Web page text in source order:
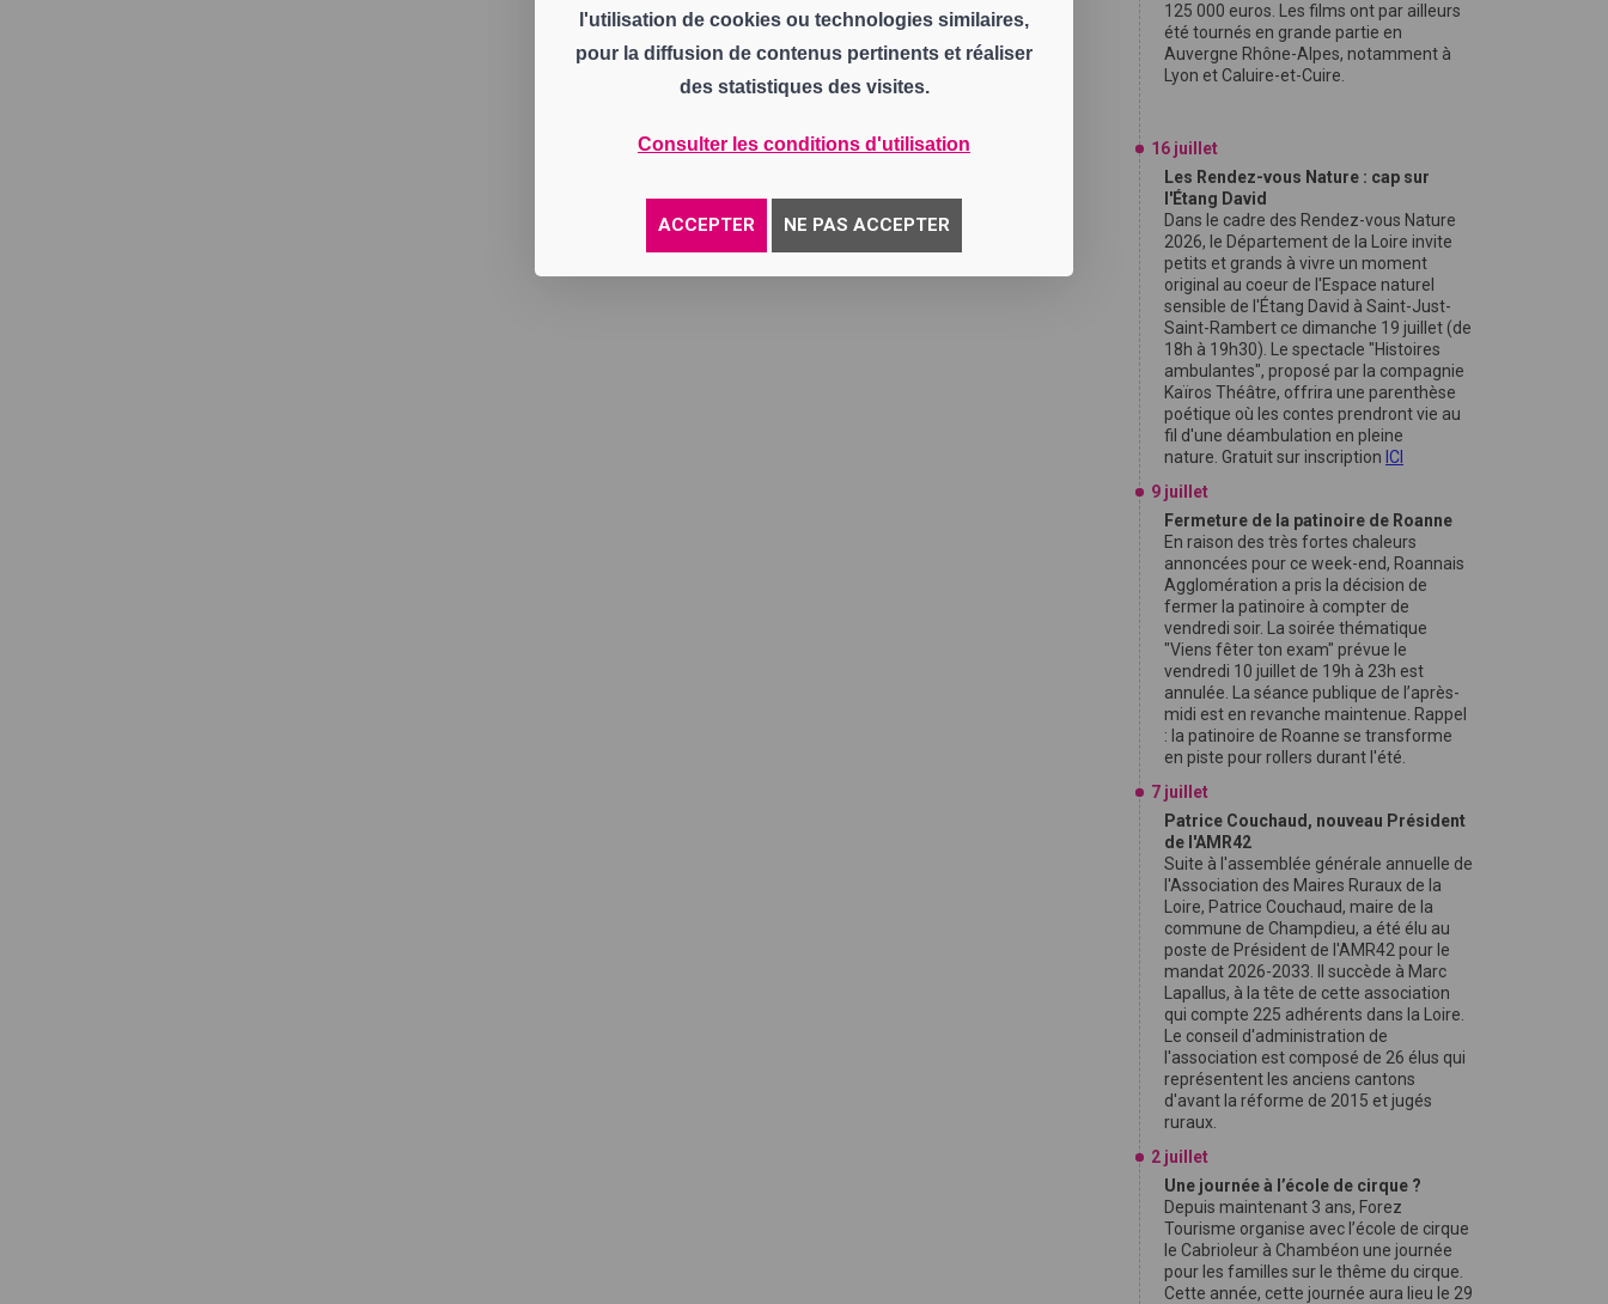
l'utilisation de cookies ou technologies similaires,
pour la diffusion de contenus pertinents et réaliser
des statistiques des visites.
Consulter les conditions d'utilisation
ACCEPTER NE PAS ACCEPTER
125 000 euros. Les films ont par ailleurs
été tournés en grande partie en
Auvergne Rhône-Alpes, notamment à
Lyon et Caluire-et-Cuire.
16 juillet
Les Rendez-vous Nature : cap sur
l'Étang David
Dans le cadre des Rendez-vous Nature
2026, le Département de la Loire invite
petits et grands à vivre un moment
original au coeur de l'Espace naturel
sensible de l'Étang David à Saint-Just-
Saint-Rambert ce dimanche 19 juillet (de
18h à 19h30). Le spectacle "Histoires
ambulantes", proposé par la compagnie
Kaïros Théâtre, offrira une parenthèse
poétique où les contes prendront vie au
fil d'une déambulation en pleine
nature. Gratuit sur inscription ICI
9 juillet
Fermeture de la patinoire de Roanne
En raison des très fortes chaleurs
annoncées pour ce week-end, Roannais
Agglomération a pris la décision de
fermer la patinoire à compter de
vendredi soir. La soirée thématique
"Viens fêter ton exam" prévue le
vendredi 10 juillet de 19h à 23h est
annulée. La séance publique de l’après-
midi est en revanche maintenue. Rappel
: la patinoire de Roanne se transforme
en piste pour rollers durant l'été.
7 juillet
Patrice Couchaud, nouveau Président
de l'AMR42
Suite à l'assemblée générale annuelle de
l'Association des Maires Ruraux de la
Loire, Patrice Couchaud, maire de la
commune de Champdieu, a été élu au
poste de Président de l'AMR42 pour le
mandat 2026-2033. Il succède à Marc
Lapallus, à la tête de cette association
qui compte 225 adhérents dans la Loire.
Le conseil d'administration de
l'association est composé de 26 élus qui
représentent les anciens cantons
d'avant la réforme de 2015 et jugés
ruraux.
2 juillet
Une journée à l’école de cirque ?
Depuis maintenant 3 ans, Forez
Tourisme organise avec l’école de cirque
le Cabrioleur à Chambéon une journée
pour les familles sur le thême du cirque.
Cette année, cette journée aura lieu le 29